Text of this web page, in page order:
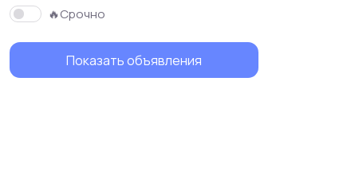
🔥Срочно
Показать объявления